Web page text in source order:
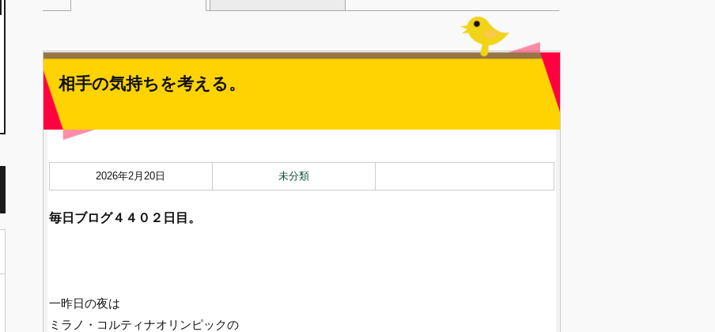
相手の気持ちを考える。
2026年2月20日 未分類
毎日ブログ４４０２ 日目。
一昨日の夜は
ミラノ・コルティナオリンピックの